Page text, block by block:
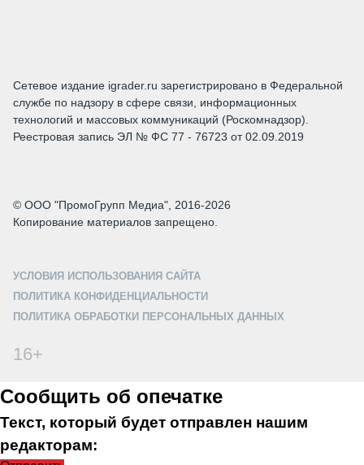
Сетевое издание igrader.ru зарегистрировано в Федеральной
службе по надзору в сфере связи, информационных
технологий и массовых коммуникаций (Роскомнадзор).
Реестровая запись ЭЛ № ФС 77 - 76723 от 02.09.2019
© ООО "ПромоГрупп Медиа", 2016-2026
Копирование материалов запрещено.
УСЛОВИЯ ИСПОЛЬЗОВАНИЯ САЙТА
ПОЛИТИКА КОНФИДЕНЦИАЛЬНОСТИ
ПОЛИТИКА ОБРАБОТКИ ПЕРСОНАЛЬНЫХ ДАННЫХ
16+
Сообщить об опечатке
Текст, который будет отправлен нашим
редакторам: